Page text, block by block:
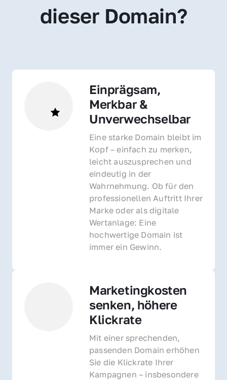
dieser Domain?
Einprägsam,
Merkbar &
Unverwechselbar
Eine starke Domain bleibt im
Kopf – einfach zu merken,
leicht auszusprechen und
eindeutig in der
Wahrnehmung. Ob für den
professionellen Auftritt Ihrer
Marke oder als digitale
Wertanlage: Eine
hochwertige Domain ist
immer ein Gewinn.
Marketingkosten
senken, höhere
Klickrate
Mit einer sprechenden,
passenden Domain erhöhen
Sie die Klickrate Ihrer
Kampagnen – insbesondere